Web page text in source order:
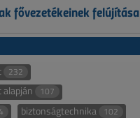
fővezetékeinek felújítása
232
107
biztonságtechnika 102